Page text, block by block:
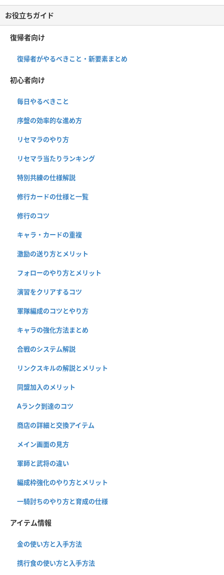
お役立ちガイド
復帰者向け
復帰者がやるべきこと・新要素まとめ
初心者向け
毎日やるべきこと
序盤の効率的な進め方
リセマラのやり方
リセマラ当たりランキング
特別共練の仕様解説
修行カードの仕様と一覧
修行のコツ
キャラ・カードの重複
激励の送り方とメリット
フォローのやり方とメリット
演習をクリアするコツ
軍隊編成のコツとやり方
キャラの強化方法まとめ
合戦のシステム解説
リンクスキルの解説とメリット
同盟加入のメリット
Aランク到達のコツ
商店の詳細と交換アイテム
メイン画面の見方
軍師と武将の違い
編成枠強化のやり方とメリット
一騎討ちのやり方と育成の仕様
アイテム情報
金の使い方と入手方法
携行食の使い方と入手方法